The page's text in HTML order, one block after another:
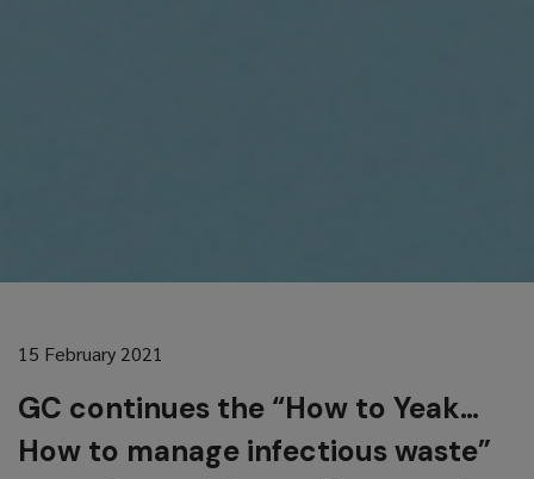
15 February 2021
GC continues the “How to Yeak…
How to manage infectious waste”